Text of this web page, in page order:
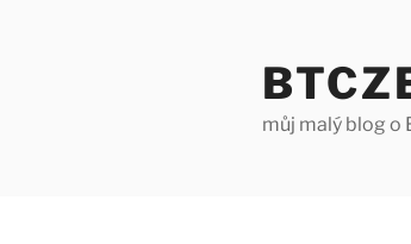
můj malý blog o